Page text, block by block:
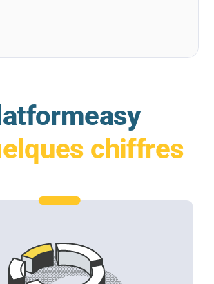
chiffres